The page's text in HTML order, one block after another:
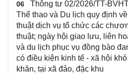
06
Thông tư 02/2026/TT-
Thể thao và Du lịch quy định
thuật dịch vụ tổ chức các
thuật; ngày hội giao lưu, liên
và du lịch phục vụ đồng bào
có điều kiện kinh tế - xã hội
khăn, tại xã đảo, đặc khu